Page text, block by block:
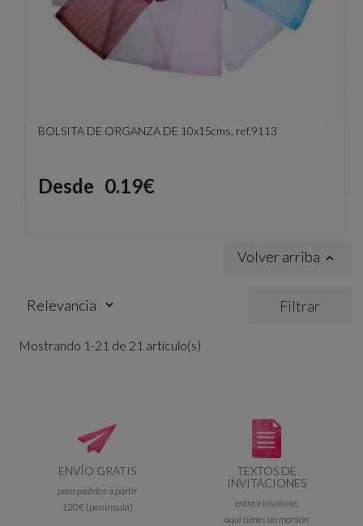
BOLSITA DE ORGANZA DE 10x15cms, ref.9113
Precio
Desde 0.19€
Volver arriba 
Relevancia keyboard_arrow_down Filtrar
Mostrando 1-21 de 21 artículo(s)
ENVÍO GRATIS
para pedidos a partir
120€ (península)
TEXTOS DE
INVITACIONES
entra e inspírate,
aquí tienes un montón